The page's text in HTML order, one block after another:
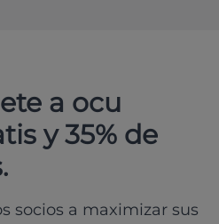
a ocu
y 35% de
socios a maximizar sus